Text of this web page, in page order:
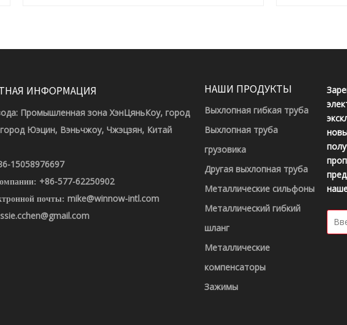
этапе
ИНФОРМАЦИЯ
Промышленная зона ХэнЦяньКоу, город
Юэцин, Вэньчжоу, Чжэцзян, Китай
15058976697
+86-577-62250902
почты: mike@winnow-intl.com
НАШИ ПРОДУКТЫ
Выхлопная гибкая труба
Выхлопная труба
грузовика
Другая выхлопная труба
Металлические сильфоны
Металлический гибкий
шланг
Металлические
компенсаторы
Зажимы